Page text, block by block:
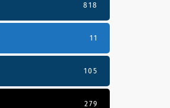
818
11
105
279